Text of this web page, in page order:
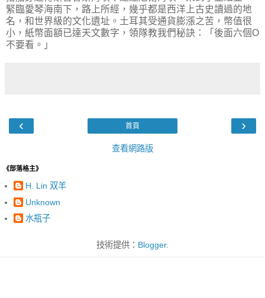
緊臨愛琴海南下，路上所經，幾乎都是西洋上古史讀過的地
名，和世界級的文化遺址。土耳其受通貨膨漲之苦，幣值很
小，紙幣面額已達天文數字，領隊教我們秘訣：「後面六個O
不要看。」
‹ ›
首頁
查看網路版
《部落格主》
H. Lin 双羊
Unknown
水瓶子
技術提供： Blogger.